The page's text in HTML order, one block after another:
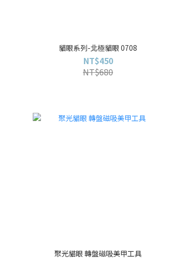
貓眼系列-北極貓眼 0708
NT$450
NT$680
聚光貓眼 轉盤磁吸美甲工具